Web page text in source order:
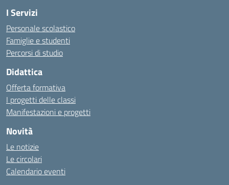
I Servizi
Personale scolastico
Famiglie e studenti
Percorsi di studio
Didattica
Offerta formativa
I progetti delle classi
Manifestazioni e progetti
Novità
Le notizie
Le circolari
Calendario eventi